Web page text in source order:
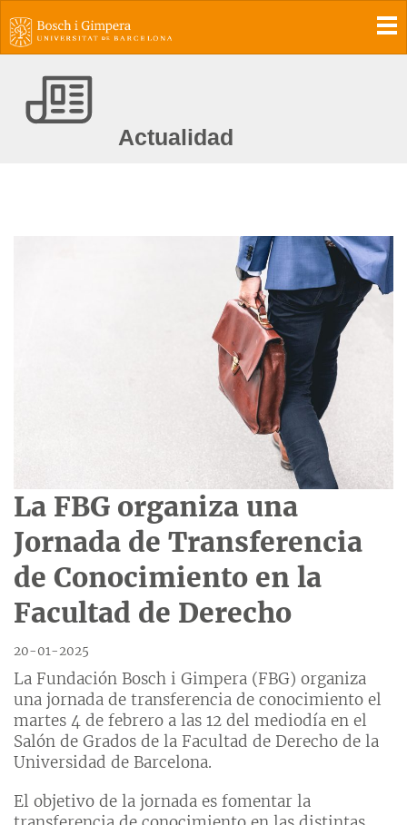
Actualidad
La FBG organiza una
Jornada de Transferencia
de Conocimiento en la
Facultad de Derecho
20-01-2025
La Fundación Bosch i Gimpera (FBG) organiza
una jornada de transferencia de conocimiento el
martes 4 de febrero a las 12 del mediodía en el
Salón de Grados de la Facultad de Derecho de la
Universidad de Barcelona.
El objetivo de la jornada es fomentar la